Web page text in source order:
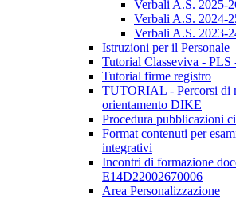
Verbali A.S. 2025-
Verbali A.S. 2024-
Verbali A.S. 2023-
Istruzioni per il Personale
Tutorial Classeviva - PLS
Tutorial firme registro
TUTORIAL - Percorsi di
orientamento DIKE
Procedura pubblicazioni
Format contenuti per
integrativi
Incontri di formazione
E14D22002670006
Area Personalizzazione